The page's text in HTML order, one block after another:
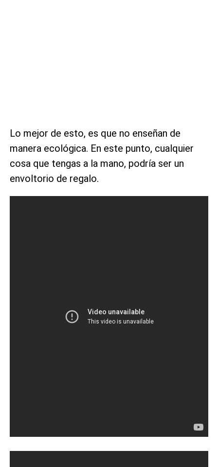
Lo mejor de esto, es que no enseñan de
manera ecológica. En este punto, cualquier
cosa que tengas a la mano, podría ser un
envoltorio de regalo.